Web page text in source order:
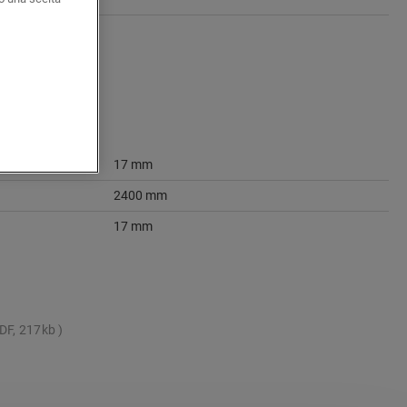
17 mm
2400 mm
17 mm
217kb